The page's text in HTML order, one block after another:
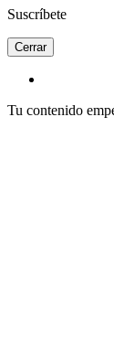
Suscríbete
Cerrar
Tu contenido